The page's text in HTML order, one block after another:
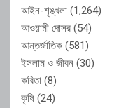
আইন-শৃঙ্খলা (1,264)
আওয়ামী দোসর (54)
আন্তর্জাতিক (581)
ইসলাম ও জীবন (30)
কবিতা (8)
কৃষি (24)